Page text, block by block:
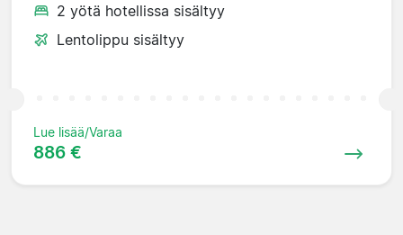
2 yötä hotellissa sisältyy
Lentolippu sisältyy
Lue lisää/Varaa
886 €